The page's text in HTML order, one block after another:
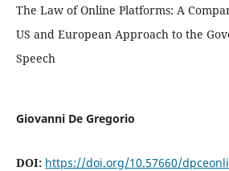
The Law of Online Platforms: A
US and European Approach to the
Speech
Giovanni De Gregorio
DOI: https://doi.org/10.57660/